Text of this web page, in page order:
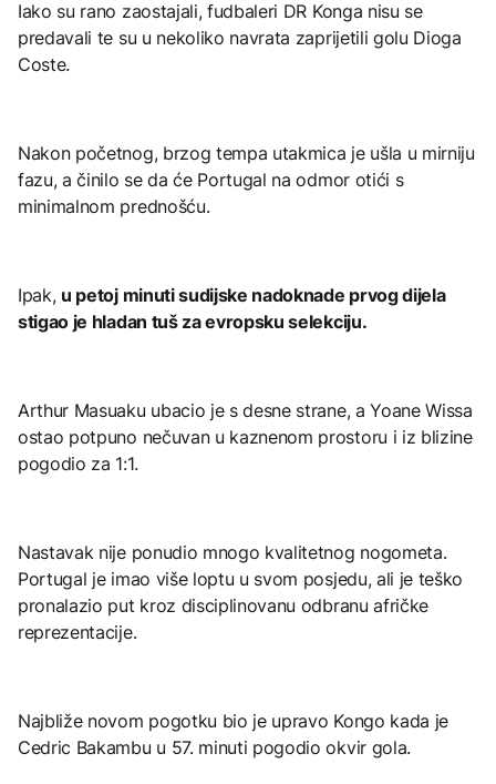
Iako su rano zaostajali, fudbaleri DR Konga nisu se
predavali te su u nekoliko navrata zaprijetili golu Dioga
Coste.
Nakon početnog, brzog tempa utakmica je ušla u mirniju
fazu, a činilo se da će Portugal na odmor otići s
minimalnom prednošću.
Ipak, u petoj minuti sudijske nadoknade prvog dijela
stigao je hladan tuš za evropsku selekciju.
Arthur Masuaku ubacio je s desne strane, a Yoane Wissa
ostao potpuno nečuvan u kaznenom prostoru i iz blizine
pogodio za 1:1.
Nastavak nije ponudio mnogo kvalitetnog nogometa.
Portugal je imao više loptu u svom posjedu, ali je teško
pronalazio put kroz disciplinovanu odbranu afričke
reprezentacije.
Najbliže novom pogotku bio je upravo Kongo kada je
Cedric Bakambu u 57. minuti pogodio okvir gola.